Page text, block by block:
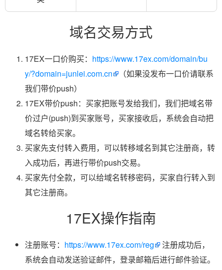
域名交易方式
17EX一口价购买： https://www.17ex.com/domain/bu
y/?domain=junlei.com.cn
（如果没发布一口价请联系
我们带价push）
17EX带价push：买家把账号发给我们，我们把域名带
价过户(push)到买家账号，买家接收后，系统会自动把
域名转给买家。
买家先支付转入费用，可以转移域名到其它注册商，转
入成功后，再进行带价push交易。
买家先付全款，可以给域名转移密码，买家自行转入到
其它注册商。
17EX操作指南
注册账号： https://www.17ex.com/reg
注册成功后，
系统会自动发送验证邮件，登录邮箱后进行邮件验证。